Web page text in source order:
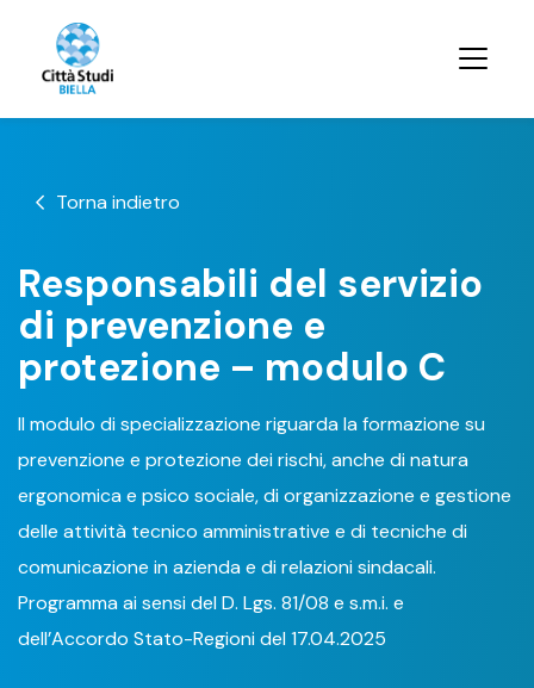
Torna indietro
Responsabili del servizio
di prevenzione e
protezione – modulo C
Il modulo di specializzazione riguarda la formazione su
prevenzione e protezione dei rischi, anche di natura
ergonomica e psico sociale, di organizzazione e gestione
delle attività tecnico amministrative e di tecniche di
comunicazione in azienda e di relazioni sindacali.
Programma ai sensi del D. Lgs. 81/08 e s.m.i. e
dell’Accordo Stato-Regioni del 17.04.2025